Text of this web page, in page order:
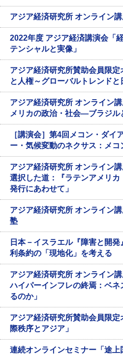
アジア経済研究所 オンライ
2022年度 アジア経済講演会「
テンシャルと実像」
アジア経済研究所賛助会員限
と人権～グローバルトレンドと
アジア経済研究所 オンライン
メリカの政治・社会―ブラジル
［講演会］第4回メコン・ダイ
ー・気候変動のネクサス：メコ
アジア経済研究所 オンライン
選択した道：『ラテンアメリ
発行にあわせて」
アジア経済研究所 オンライ
塾
日本－イスラエル『障害と開
利条約の「現地化」を考える
アジア経済研究所 オンライン
ハイパーインフレの終焉：ベ
るのか」
アジア経済研究所賛助会員限
際秩序とアジア」
連続オンラインセミナー「途